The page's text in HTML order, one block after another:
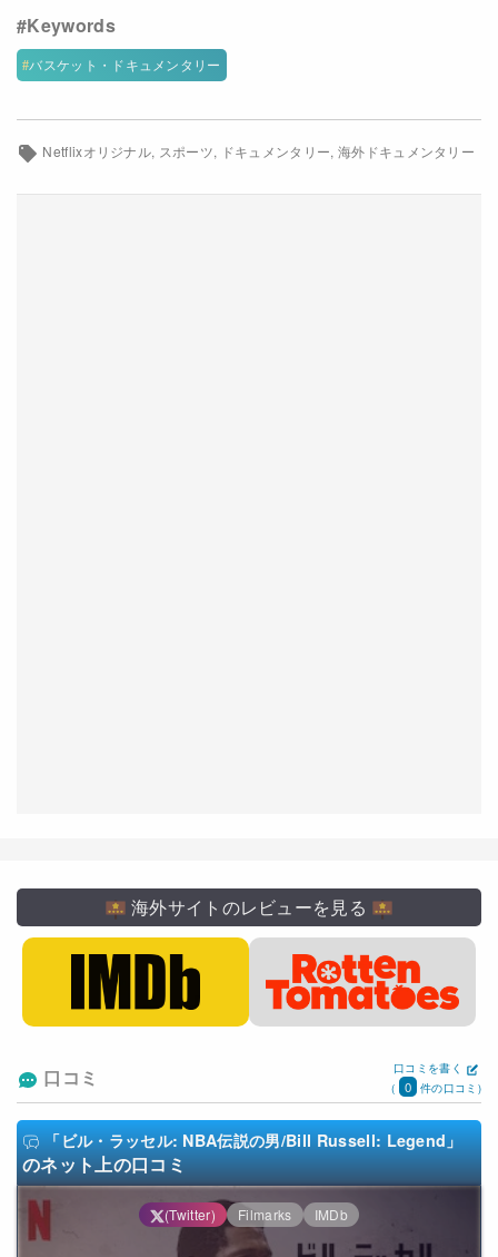
バスケット・ドキュメンタリー
Netflixオリジナル スポーツ ドキュメンタリー 海外ドキュメンタリー
海外サイトのレビューを見る
口コミ
口コミを書く
(
0 件の口コミ)
「ビル・ラッセル: NBA伝説の男/Bill Russell: Legend」
のネット上の口コミ
(Twitter) Filmarks IMDb